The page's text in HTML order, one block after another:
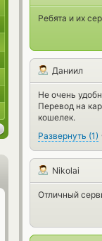
Ребята и их
Даниил
Не очень
Перевод на
кошелек.
Развернуть (1)
Nikolai
Отличный